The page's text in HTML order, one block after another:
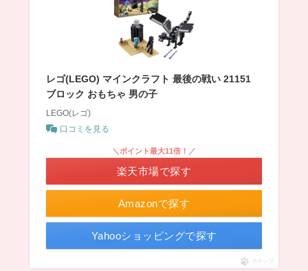
レゴ(LEGO) マインクラフト 最後の戦い 21151
ブロック おもちゃ 男の子
LEGO(レゴ)
口コミを見る
Amazonで探す
＼ポイント最大11倍！／
楽天市場で探す
Yahooショッピングで探す
ポチップ